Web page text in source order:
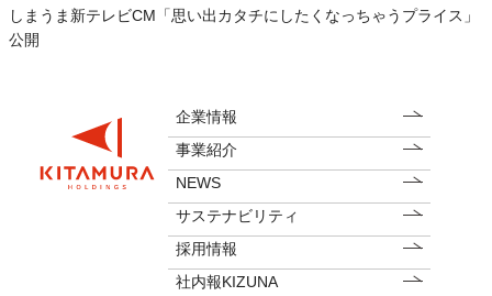
しまうま新テレビCM「思い出カタチにしたくなっちゃうプライス」
公開
企業情報
事業紹介
NEWS
サステナビリティ
採用情報
社内報KIZUNA